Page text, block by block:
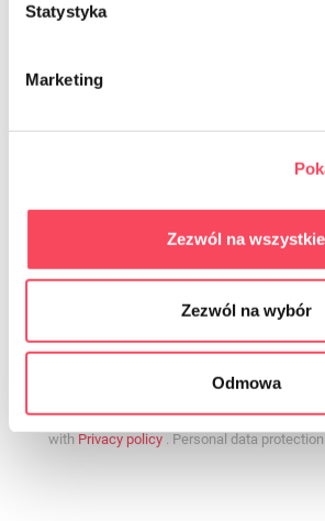
Statystyka
Marketing
Zezwól na wszystkie
Zezwól na wybór
Odmowa
I consent to the sending of commercial
2002 on the provision of electronic
services offered by The consent is
mail. Withdrawal of consent does not
withdrawal. The administrator processes
with Privacy policy . Personal data